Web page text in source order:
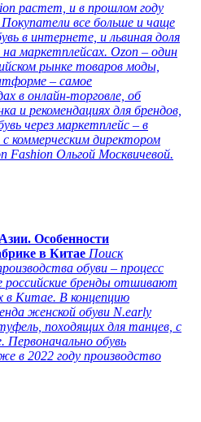
растет, и в прошлом году
все больше и чаще
в интернете, и львиная доля
маркетплейсах. Ozon – один
рынке товаров моды,
– самое
в онлайн-торговле, об
и рекомендациях для брендов,
через маркетплейс – в
коммерческим директором
Fashion Ольгой Москвичевой.
Особенности
в Китае Поиск
обуви – процесс
российские бренды отшивают
в Китае. В концепцию
женской обуви N.early
походящих для танцев, с
Первоначально обувь
в 2022 году производство